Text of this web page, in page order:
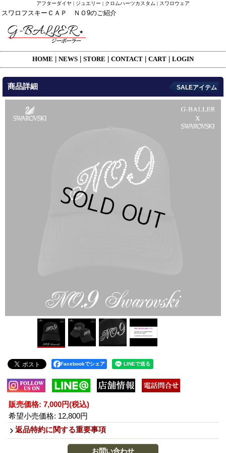
アフターダイヤ | ジュエリー | クロムハーツカスタム | スワロウェア
スワロフスキーＣＡＰ ＮＯ9のご紹介
HOME NEWS STORE CONTACT CART LOGIN
商品詳細 SALEアイテム
Facebookでシェア
販売価格: 7,000円(税込)
希望小売価格: 12,800円
返品特約に関する重要事項